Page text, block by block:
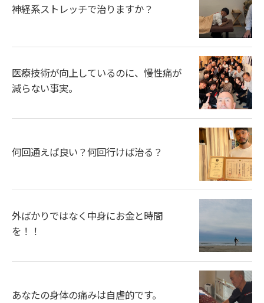
神経系ストレッチで治りますか？
医療技術が向上しているのに、慢性痛が
減らない事実。
何回通えば良い？何回行けば治る？
外ばかりではなく中身にお金と時間
を！！
あなたの身体の痛みは自虐的です。